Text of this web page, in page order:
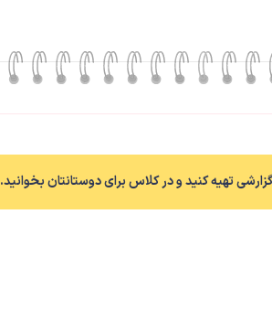
تهیه کنید و در کلاس برای دوستانتان بخوانید.